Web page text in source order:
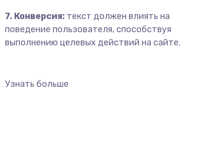
7. Конверсия: текст должен влиять на
поведение пользователя, способствуя
выполнению целевых действий на сайте.
Узнать больше